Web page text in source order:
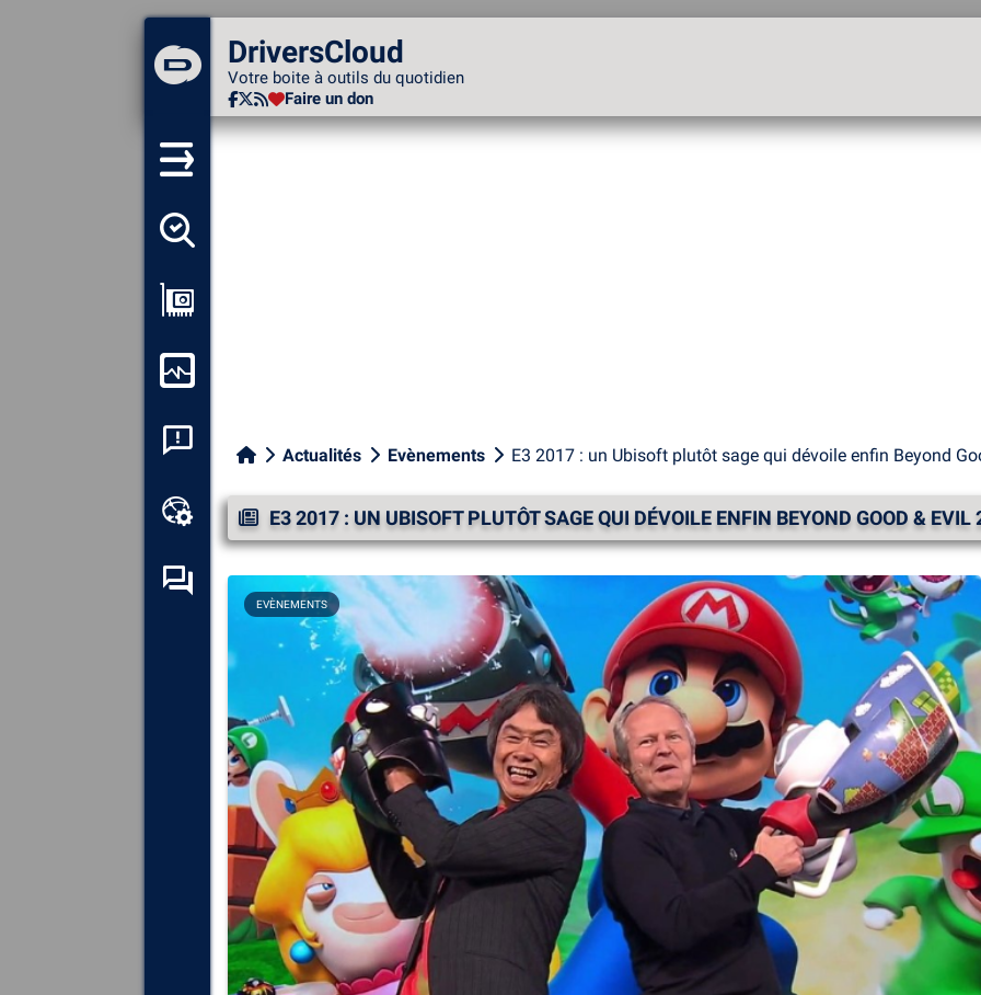
DriversCloud
Votre boite à outils du quotidien
Faire un don
DriversCloud
Votre boite à outils du
quotidien
Faire un don
Boîte à outils en ligne
Forum d’entraide
Explorez
tous les composants,
périphériques et logiciels
installés sur votre ordinateur.
Diagnostiquezet réparez
toutes les causes provoquant
des plantages (écrans bleus).
Détectezet téléchargez tous
les pilotes manquants ou non
mis à jour sur votre système.
Actualités Evènements E3 2017 : un Ubisoft plutôt sage qui dévoile enfin Beyond
E3 2017 : UN UBISOFT PLUTÔT SAGE QUI DÉVOILE ENFIN BEYOND GOOD & EVIL
EVÈNEMENTS